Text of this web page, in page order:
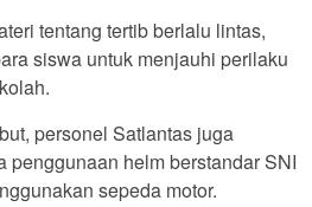
tentang tertib berlalu lintas,
siswa untuk menjauhi perilaku
personel Satlantas juga
penggunaan helm berstandar SNI
sepeda motor.